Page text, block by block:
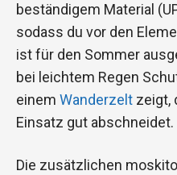
beständigem Material
sodass du vor den
ist für den Sommer
bei leichtem Regen
einem Wanderzelt zeigt,
Einsatz gut abschneidet.
Die zusätzlichen